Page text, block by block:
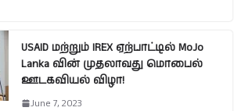
USAID மற்றும் IREX ஏற்பாட்டில் MoJo
Lanka வின் முதலாவது மொபைல்
ஊடகவியல் விழா!
June 7, 2023